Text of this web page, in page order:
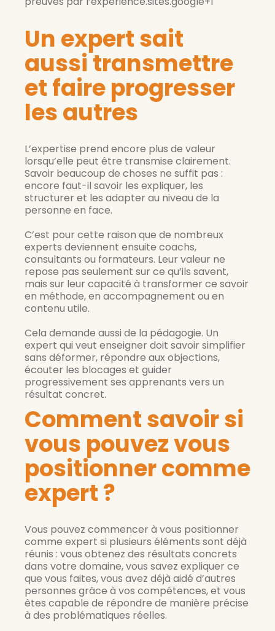
Un expert sait
aussi transmettre
et faire progresser
les autres
L’expertise prend encore plus de valeur
lorsqu’elle peut être transmise clairement.
Savoir beaucoup de choses ne suffit pas :
encore faut-il savoir les expliquer, les
structurer et les adapter au niveau de la
personne en face.
C’est pour cette raison que de nombreux
experts deviennent ensuite coachs,
consultants ou formateurs. Leur valeur ne
repose pas seulement sur ce qu’ils savent,
mais sur leur capacité à transformer ce savoir
en méthode, en accompagnement ou en
contenu utile.
Cela demande aussi de la pédagogie. Un
expert qui veut enseigner doit savoir simplifier
sans déformer, répondre aux objections,
écouter les blocages et guider
progressivement ses apprenants vers un
résultat concret.
Comment savoir si
vous pouvez vous
positionner comme
expert ?
Vous pouvez commencer à vous positionner
comme expert si plusieurs éléments sont déjà
réunis : vous obtenez des résultats concrets
dans votre domaine, vous savez expliquer ce
que vous faites, vous avez déjà aidé d’autres
personnes grâce à vos compétences, et vous
êtes capable de répondre de manière précise
à des problématiques réelles.